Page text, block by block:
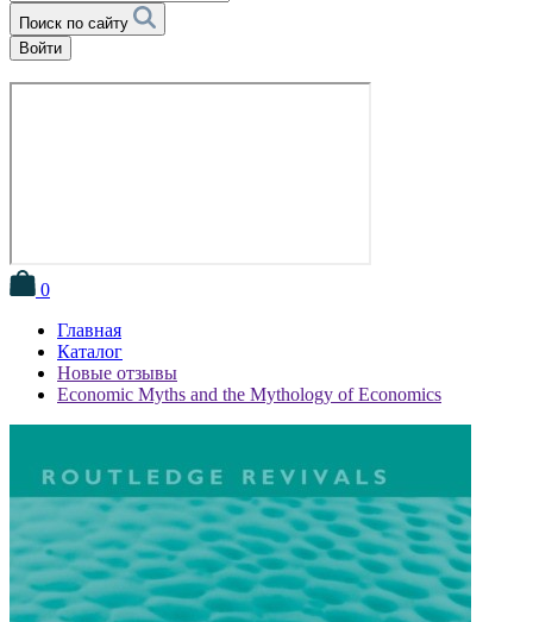
Поиск по сайту
Войти
0
Главная
Каталог
Новые отзывы
Economic Myths and the Mythology of Economics